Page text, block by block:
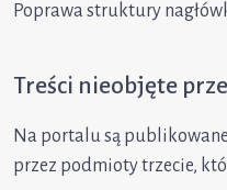
Poprawa struktury
Treści nieobjęte
Na portalu są
przez podmioty trzecie,